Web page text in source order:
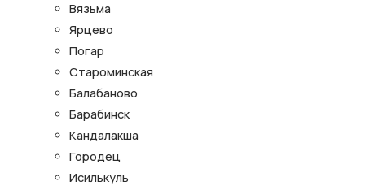
Вязьма
Ярцево
Погар
Староминская
Балабаново
Барабинск
Кандалакша
Городец
Исилькуль